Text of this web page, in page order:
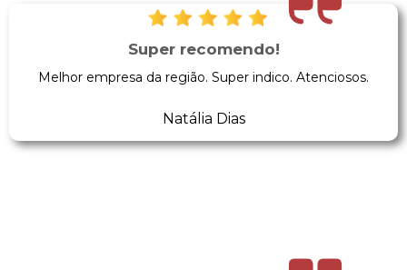
Super recomendo!
Melhor empresa da região. Super indico. Atenciosos.
Natália Dias